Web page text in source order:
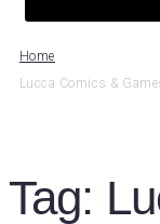
Home
Lucca Comics &
Tag: